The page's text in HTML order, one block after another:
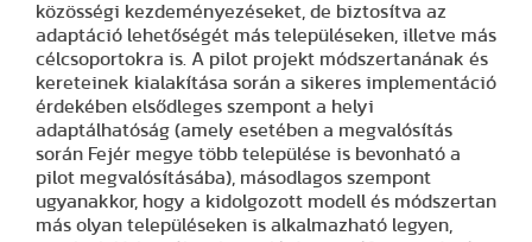
közösségi kezdeményezéseket, de biztosítva az
adaptáció lehetőségét más településeken, illetve más
célcsoportokra is. A pilot projekt módszertanának és
kereteinek kialakítása során a sikeres implementáció
érdekében elsődleges szempont a helyi
adaptálhatóság (amely esetében a megvalósítás
során Fejér megye több települése is bevonható a
pilot megvalósításába), másodlagos szempont
ugyanakkor, hogy a kidolgozott modell és módszertan
más olyan településeken is alkalmazható legyen,